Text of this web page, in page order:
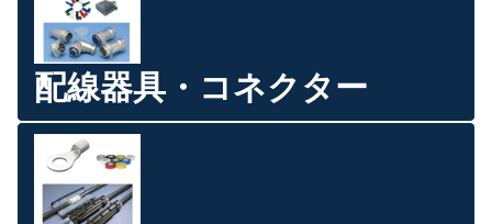
配線器具・コネクター